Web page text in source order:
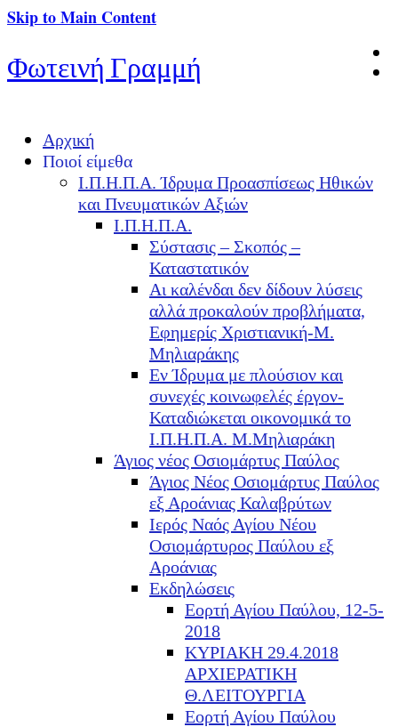
Skip to Main Content
Φωτεινή Γραμμή
Αρχική
Ποιοί είμεθα
Ι.Π.Η.Π.Α. Ίδρυμα Προασπίσεως Ηθικών
και Πνευματικών Αξιών
Ι.Π.Η.Π.Α.
Σύστασις – Σκοπός –
Καταστατικόν
Αι καλένδαι δεν δίδουν λύσεις
αλλά προκαλούν προβλήματα,
Εφημερίς Χριστιανική-Μ.
Μηλιαράκης
Εν Ίδρυμα με πλούσιον και
συνεχές κοινωφελές έργον-
Καταδιώκεται οικονομικά το
Ι.Π.Η.Π.Α. Μ.Μηλιαράκη
Άγιος νέος Οσιομάρτυς Παύλος
Άγιος Νέος Οσιομάρτυς Παύλος
εξ Αροάνιας Καλαβρύτων
Ιερός Ναός Αγίου Νέου
Οσιομάρτυρος Παύλου εξ
Αροάνιας
Εκδηλώσεις
Εορτή Αγίου Παύλου, 12-5-
2018
ΚΥΡΙΑΚΗ 29.4.2018
ΑΡΧΙΕΡΑΤΙΚΗ
Θ.ΛΕΙΤΟΥΡΓΙΑ
Εορτή Αγίου Παύλου